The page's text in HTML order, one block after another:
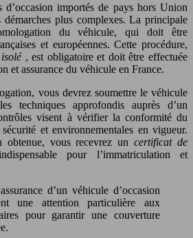
d’occasion importés de pays hors Union
démarches plus complexes. La principale
du véhicule, qui doit être
et européennes. Cette procédure,
, est obligatoire et doit être effectuée
et assurance du véhicule en France.
vous devrez soumettre le véhicule
techniques approfondis auprès d’un
visent à vérifier la conformité du
et environnementales en vigueur.
obtenue, vous recevrez uncertificat de
pour l’immatriculation et
une attention particulière aux
pour garantir une couverture